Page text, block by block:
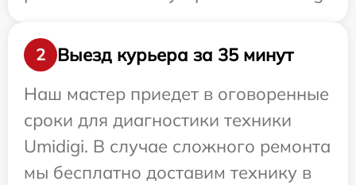
2
Выезд курьера за 35 минут
Наш мастер приедет в оговоренные
сроки для диагностики техники
Umidigi. В случае сложного ремонта
мы бесплатно доставим технику в